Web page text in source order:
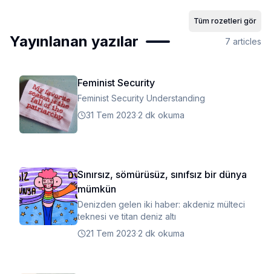
Tüm rozetleri gör
Yayınlanan yazılar 7 articles
Feminist Security
Feminist Security Understanding
31 Tem 2023·2 dk okuma
Sınırsız, sömürüsüz, sınıfsız bir dünya
mümkün
Denizden gelen iki haber: akdeniz mülteci
teknesi ve titan deniz altı
21 Tem 2023·2 dk okuma